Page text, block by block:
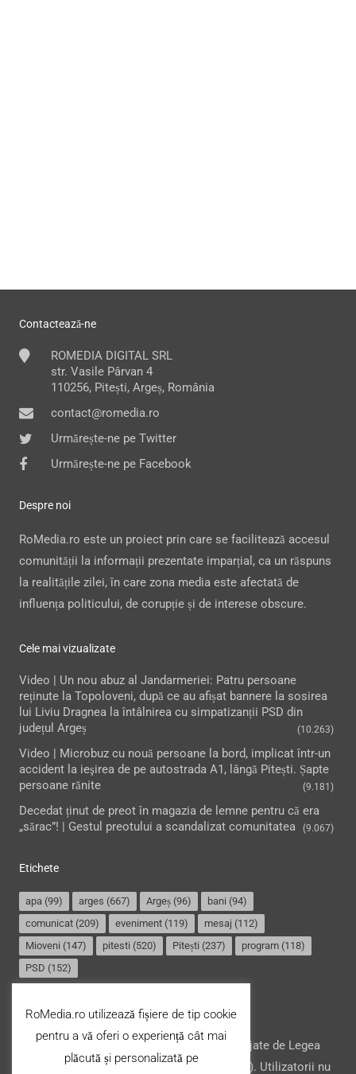
Contactează-ne
ROMEDIA DIGITAL SRL
str. Vasile Pârvan 4
110256, Pitești, Argeș, România
contact@romedia.ro
Urmărește-ne pe Twitter
Urmărește-ne pe Facebook
Despre noi
RoMedia.ro este un proiect prin care se facilitează accesul
comunității la informații prezentate imparțial, ca un răspuns
la realitățile zilei, în care zona media este afectată de
influența politicului, de corupție și de interese obscure.
Cele mai vizualizate
Video | Un nou abuz al Jandarmeriei: Patru persoane
reținute la Topoloveni, după ce au afișat bannere la sosirea
lui Liviu Dragnea la întâlnirea cu simpatizanții PSD din
județul Argeș
(10.263)
Video | Microbuz cu nouă persoane la bord, implicat într-un
accident la ieşirea de pe autostrada A1, lângă Pitești. Șapte
persoane rănite
(9.181)
Decedat ținut de preot în magazia de lemne pentru că era
„sărac”! | Gestul preotului a scandalizat comunitatea
(9.067)
Etichete
apa (99) arges (667) Argeș (96) bani (94)
comunicat (209) eveniment (119) mesaj (112)
Mioveni (147) pitesti (520) Pitești (237) program (118)
PSD (152)
Termeni și condiții
Website-ul şi conţinutul acestuia, sunt protejate de Legea
drepturilor de autor din România (nr. 8/1996). Utilizatorii nu
RoMedia.ro utilizează fișiere de tip cookie
pentru a vă oferi o experiență cât mai
plăcută și personalizată pe